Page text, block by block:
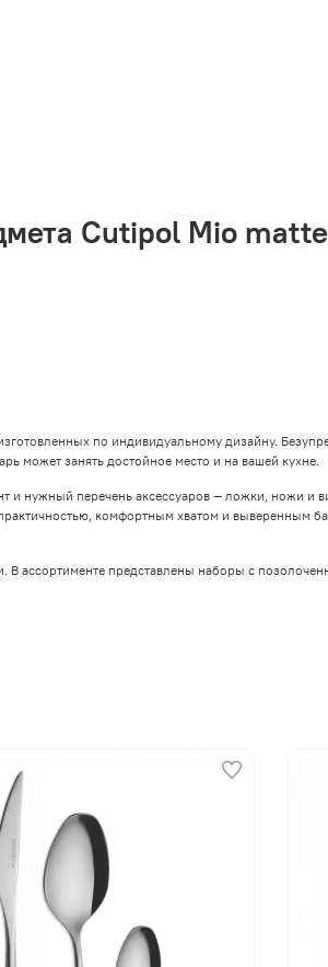
Cutipol Mio
по индивидуальному дизайну.
может занять достойное место и на вашей кухне.
нужный перечень аксессуаров — ложки, ножи и
комфортным хватом и выверенным
ассортименте представлены наборы с